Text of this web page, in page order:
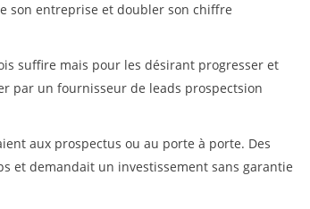
son entreprise et doubler son chiffre
suffire mais pour les désirant progresser et
par un fournisseur de leads prospectsion
aux prospectus ou au porte à porte. Des
et demandait un investissement sans garantie